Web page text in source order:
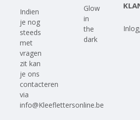
Indien
je nog
steeds
met
vragen
zit kan
je ons
contacteren
via
info@Kleeflettersonline.be
Glow
in
the
dark